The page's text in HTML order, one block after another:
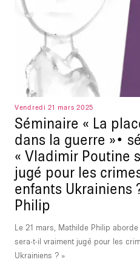
Vendredi 21 mars 2025
Séminaire « La
dans la guerre »•
« Vladimir Poutine
jugé pour les
enfants Ukrainiens
Philip
Le 21 mars, Mathilde Philip
sera-t-il vraiment jugé pour les
Ukrainiens ? »